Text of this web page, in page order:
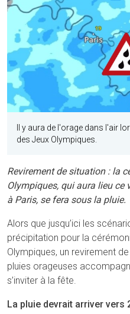
Il y aura de l'orage dans l'air
des Jeux Olympiques.
Revirement de situation : la
Olympiques, qui aura lieu ce
à Paris, se fera sous la pluie.
Alors que jusqu’ici les
précipitation pour la
Olympiques, un revirement
pluies orageuses
s’inviter à la fête.
La pluie devrait arriver vers